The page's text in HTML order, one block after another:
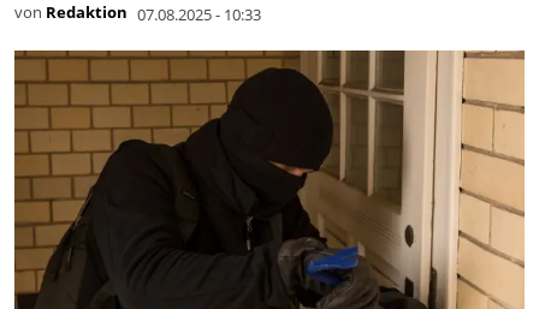
von Redaktion 07.08.2025 - 10:33